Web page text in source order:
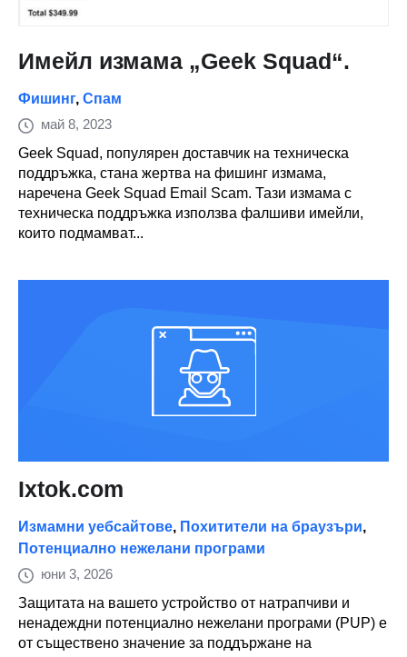
Имейл измама „Geek Squad“.
Фишинг, Спам
май 8, 2023
Geek Squad, популярен доставчик на техническа
поддръжка, стана жертва на фишинг измама,
наречена Geek Squad Email Scam. Тази измама с
техническа поддръжка използва фалшиви имейли,
които подмамват...
Ixtok.com
Измамни уебсайтове, Похитители на браузъри,
Потенциално нежелани програми
юни 3, 2026
Защитата на вашето устройство от натрапчиви и
ненадеждни потенциално нежелани програми (PUP) е
от съществено значение за поддържане на